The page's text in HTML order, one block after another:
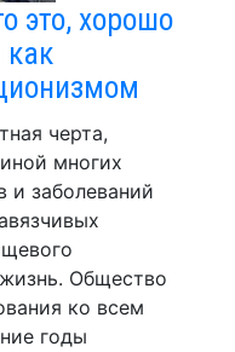
это, хорошо
как
черта,
многих
и заболеваний
Общество
ко всем
годы